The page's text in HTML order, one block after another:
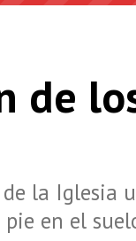
de
la Iglesia
en el